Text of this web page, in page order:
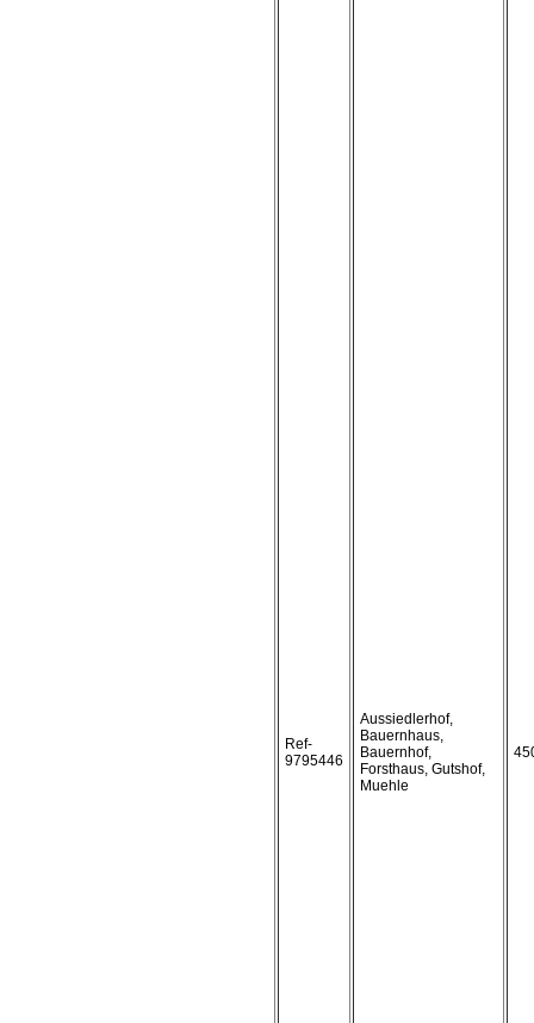
Ref-
9795446
Aussiedlerhof,
Bauernhaus,
Bauernhof,
Forsthaus, Gutshof,
Muehle